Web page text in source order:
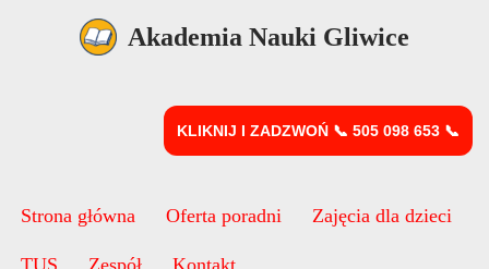
Akademia Nauki Gliwice
KLIKNIJ I ZADZWOŃ 📞 505 098 653 📞
Strona główna Oferta poradni Zajęcia dla dzieci
TUS Zespół Kontakt